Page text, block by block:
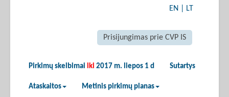
EN LT
Prisijungimas prie CVP IS
Pirkimų skelbimai iki 2017 m. liepos 1 d Sutartys
Ataskaitos Metinis pirkimų planas